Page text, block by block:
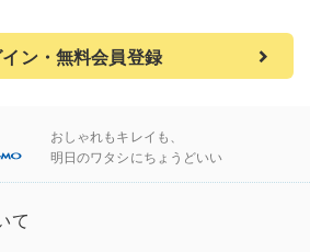
イン・無料会員登録
おしゃれもキレイも、
明日のワタシにちょうどいい
て